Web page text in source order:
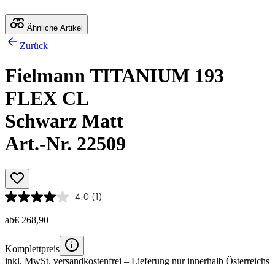
Ähnliche Artikel
Zurück
Fielmann TITANIUM 193
FLEX CL
Schwarz Matt
Art.-Nr. 22509
4.0 (1)
ab€ 268,90
Komplettpreis
inkl. MwSt. versandkostenfrei – Lieferung nur innerhalb Österreichs